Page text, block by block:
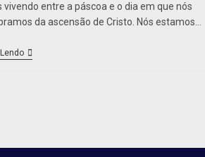
vivendo entre a páscoa e o dia em que nós
da ascensão de Cristo. Nós estamos…